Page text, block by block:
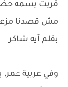
قربت بسمه
مش قصدنا
بقلم آيه شاكر
ــــــــــــــــــــــــــــــ
وفي عربية